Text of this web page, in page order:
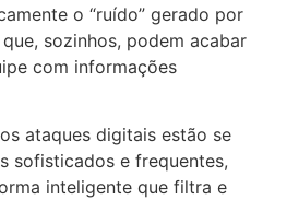
o “ruído” gerado por
sozinhos, podem acabar
com informações
ataques digitais estão se
sofisticados e frequentes,
inteligente que filtra e